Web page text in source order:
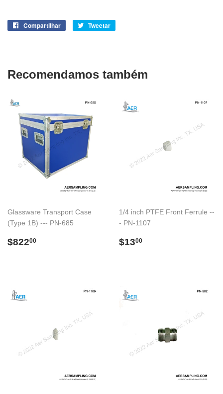
Compartilhar
CompartilheTweetar
Recomendamos também
Glassware Transport Case
(Type 1B) --- PN-685
Preço
$82200
1/4 inch PTFE Front Ferrule --
- PN-1107
Preço
$1300